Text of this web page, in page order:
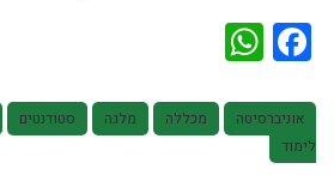
Facebook
אוניברסיטה מכללה מלגה סטודנטים
לימוד